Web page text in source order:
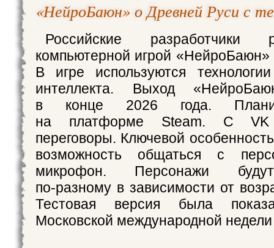
«НейроБаюн» о Древней Руси с
Российские разработчики
компьютерной игрой
В игре используются технологии
интеллекта. Выход
в конце 2026 года.
на платформе Steam. С VK
переговоры. Ключевой
возможность общаться с
микрофон. Персонажи
по‑разному в зависимости от
Тестовая версия была
Московской международной недели